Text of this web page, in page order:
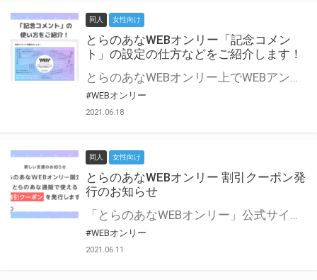
同人 女性向け
とらのあなWEBオンリー「記念コメン
ト」の設定の仕方などをご紹介します！
とらのあなWEBオンリー上でWEBアンソロジーが作成できる「記念コメント」について、その使い方や作成手順を解説します！ 支援タイプを「サークル参加型」「サークル参加型・マルシェ(イベント会場)機能付き」でお申し込みいただいている主催者様はぜひご活用ください♪ とらのあなWEBオンリーサイトはこちら
#WEBオンリー
2021.06.18
同人 女性向け
とらのあなWEBオンリー 割引クーポン発
行のお知らせ
「とらのあなWEBオンリー」公式サイトでとらのあな通販の「割引クーポン」を配布中！ イベントごとに開催当日限定で使える割引クーポンのシリアルコードを発行します。 とらのあなWEBオンリーのページをチェックして、イベント当日にお得にお買い物を楽しみましょう♪ ※本キャンペーンは予告なく終了する場合がございます。 とらのあなWEBオンリーサイトはこちら
#WEBオンリー
2021.06.11